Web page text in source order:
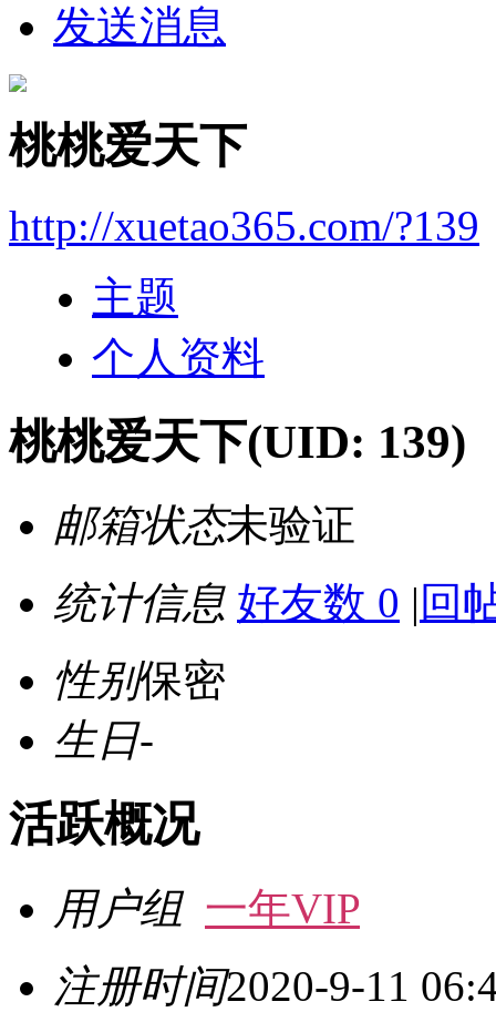
发送消息
桃桃爱天下
http://xuetao365.com/?139
主题
个人资料
桃桃爱天下(UID: 139)
邮箱状态未验证
统计信息 好友数 0 | 回
性别保密
生日-
活跃概况
用户组 一年VIP
注册时间2020-9-11